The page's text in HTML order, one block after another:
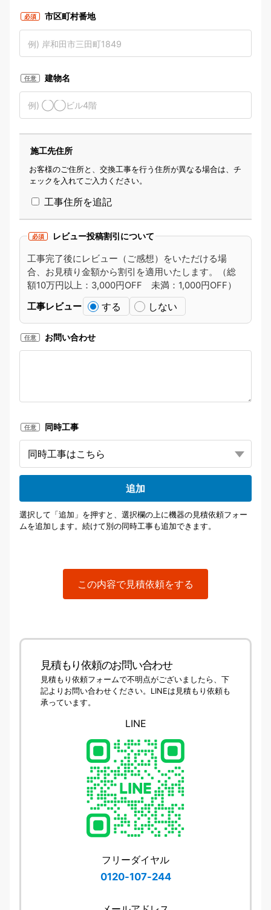
見積もり依頼のお問い合わせ
見積もり依頼フォームで不明点がございましたら、下
記よりお問い合わせください。LINEは見積もり依頼も
承っています。
LINE
フリーダイヤル
0120-107-244
必須 市区町村番地
任意 建物名
施工先住所
お客様のご住所と、交換工事を行う住所が異なる場合は、チ
ェックを入れてご入力ください。
工事住所を追記
必須 レビュー投稿割引について
工事完了後にレビュー（ご感想）をいただける場
合、お見積り金額から割引を適用いたします。（総
額10万円以上：3,000円OFF 未満：1,000円OFF）
工事レビュー する しない
任意 お問い合わせ
任意 同時工事
追加
選択して「追加」を押すと、選択欄の上に機器の見積依頼フォー
ムを追加します。続けて別の同時工事も追加できます。
この内容で見積依頼をする